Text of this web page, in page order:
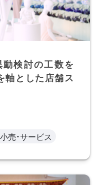
検討の工数を
軸とした店舗ス
売・サービス